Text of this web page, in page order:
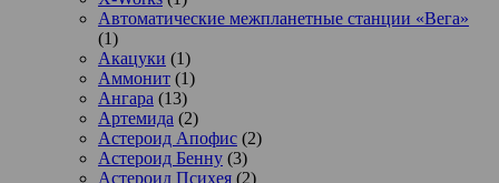
Автоматические межпланетные станции «Вега»
(1)
Акацуки (1)
Аммонит (1)
Ангара (13)
Артемида (2)
Астероид Апофис (2)
Астероид Бенну (3)
Астероид Психея (2)